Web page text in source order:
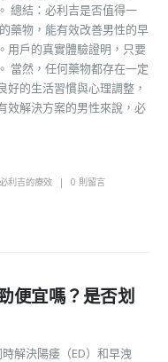
總結：必利吉是否值得一
藥物，能有效改善男性的早
用戶的真實體驗證明，只要
當然，任何藥物都存在一定
的生活習慣與心理調整，
效解決方案的男性來說，必
必利吉的療效 0 則留言
便宜嗎？是否划
解決陽痿（ED）和早洩